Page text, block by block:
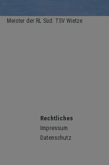
Meister der RL Süd: TSV Wietze
Rechtliches
Impressum
Datenschutz